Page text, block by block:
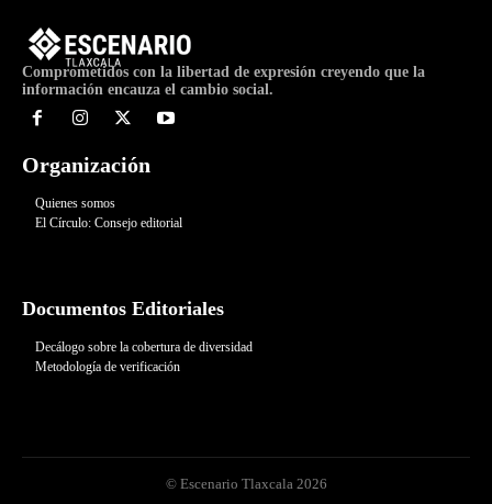
Comprometidos con la libertad de expresión creyendo que la
información encauza el cambio social.
Organización
Quienes somos
El Círculo: Consejo editorial
Documentos Editoriales
Decálogo sobre la cobertura de diversidad
Metodología de verificación
© Escenario Tlaxcala 2026